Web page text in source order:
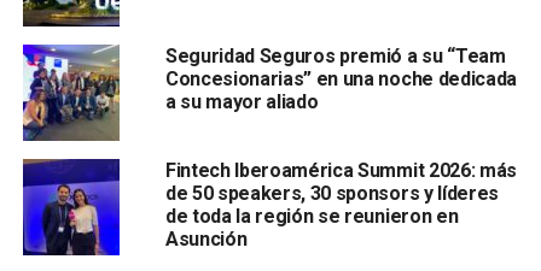
Seguridad Seguros premió a su “Team
Concesionarias” en una noche dedicada
a su mayor aliado
Fintech Iberoamérica Summit 2026: más
de 50 speakers, 30 sponsors y líderes
de toda la región se reunieron en
Asunción